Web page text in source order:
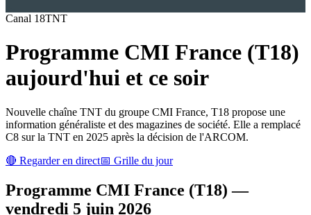
Canal 18TNT
Programme CMI France (T18)
aujourd'hui et ce soir
Nouvelle chaîne TNT du groupe CMI France, T18 propose une
information généraliste et des magazines de société. Elle a remplacé
C8 sur la TNT en 2025 après la décision de l'ARCOM.
🔴 Regarder en direct📅 Grille du jour
Programme CMI France (T18) —
vendredi 5 juin 2026